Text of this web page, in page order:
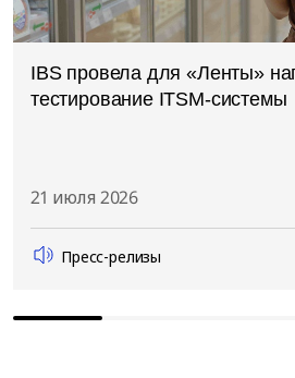
IBS провела для «Ленты»
тестирование ITSM-системы
21 июля 2026
Пресс-релизы